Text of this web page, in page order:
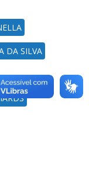
DA SILVA